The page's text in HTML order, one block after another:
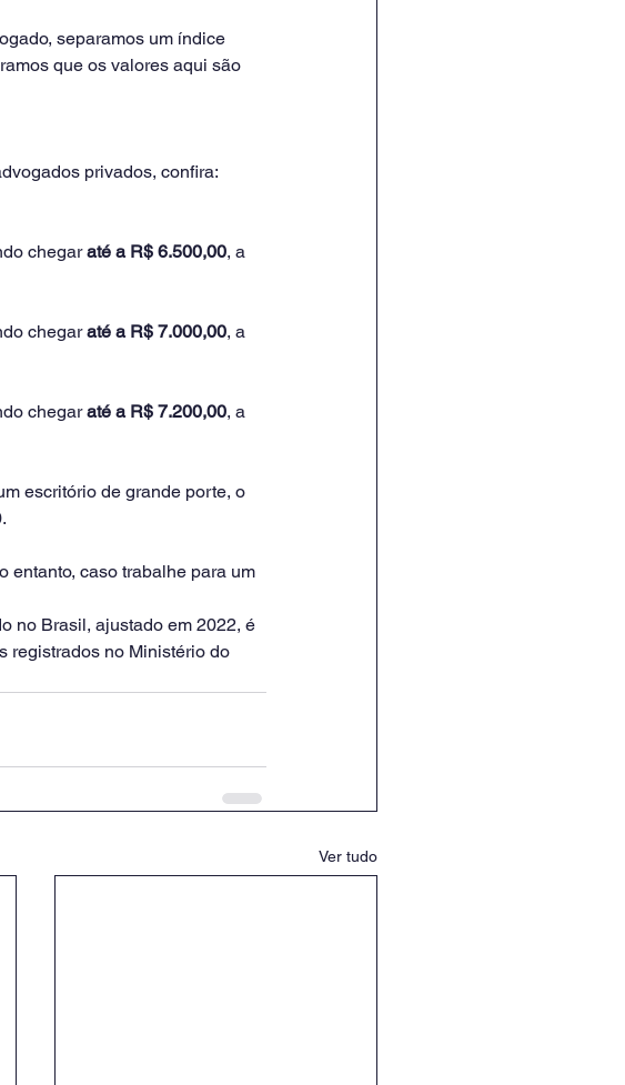
separamos um índice
que os valores aqui são
privados, confira:
chegar até a R$ 6.500,00, a
chegar até a R$ 7.000,00, a
chegar até a R$ 7.200,00, a
escritório de grande porte, o
entanto, caso trabalhe para um
no Brasil, ajustado em 2022, é
registrados no Ministério do
Ver tudo